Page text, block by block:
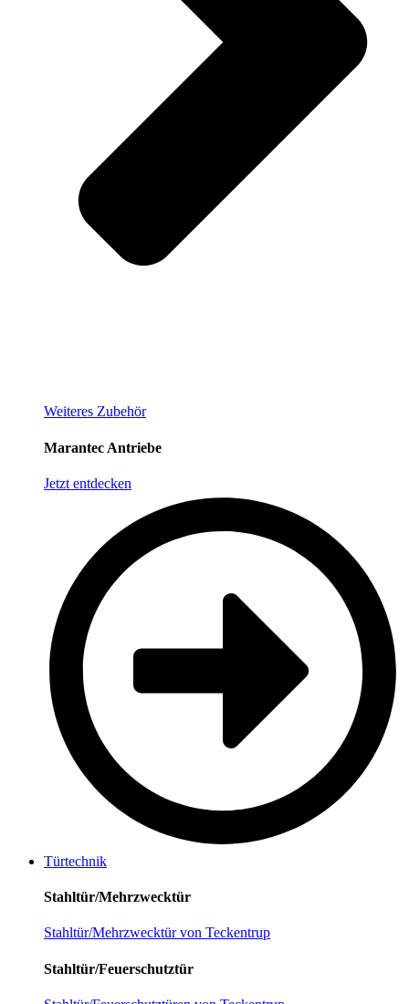
Weiteres Zubehör
Marantec Antriebe
Jetzt entdecken
Türtechnik
Stahltür/Mehrzwecktür
Stahltür/Mehrzwecktür von Teckentrup
Stahltür/Feuerschutztür